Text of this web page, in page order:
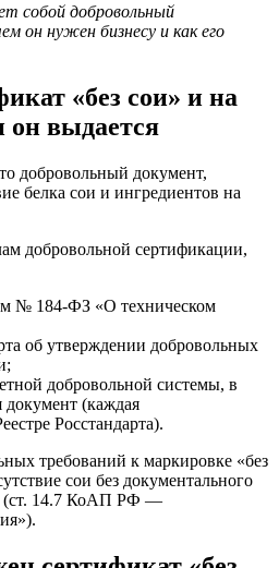
собой добровольный
он нужен бизнесу и как его
«без сои» и на
он выдается
добровольный документ,
белка сои и ингредиентов на
добровольной сертификации,
№ 184-ФЗ «О техническом
об утверждении добровольных
добровольной системы, в
документ (каждая
Росстандарта).
требований к маркировке «без
сои без документального
(ст. 14.7 КоАП РФ —